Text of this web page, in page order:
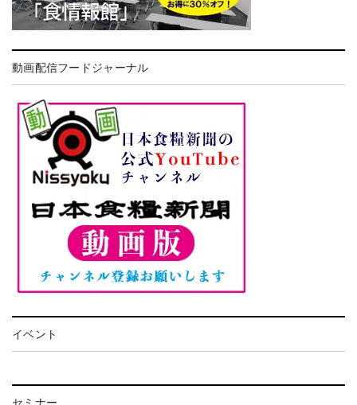
動画配信フードジャーナル
イベント